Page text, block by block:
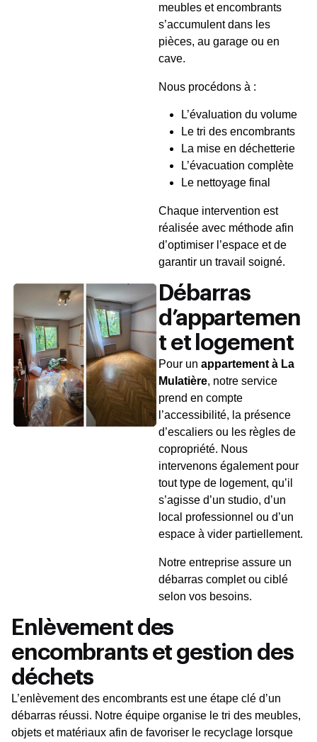
meubles et encombrants
s’accumulent dans les
pièces, au garage ou en
cave.
Nous procédons à :
L’évaluation du volume
Le tri des encombrants
La mise en déchetterie
L’évacuation complète
Le nettoyage final
Chaque intervention est
réalisée avec méthode afin
d’optimiser l’espace et de
garantir un travail soigné.
Débarras
d’appartemen
t et logement
Pour un appartement à La
Mulatière, notre service
prend en compte
l’accessibilité, la présence
d’escaliers ou les règles de
copropriété. Nous
intervenons également pour
tout type de logement, qu’il
s’agisse d’un studio, d’un
local professionnel ou d’un
espace à vider partiellement.
Notre entreprise assure un
débarras complet ou ciblé
selon vos besoins.
Enlèvement des
encombrants et gestion des
déchets
L’enlèvement des encombrants est une étape clé d’un
débarras réussi. Notre équipe organise le tri des meubles,
objets et matériaux afin de favoriser le recyclage lorsque